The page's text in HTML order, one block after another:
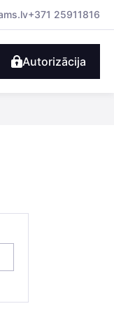
+371 25911816
Autorizācija